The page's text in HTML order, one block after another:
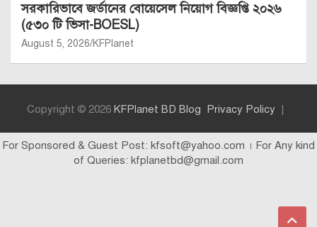
সরকারিভাবে জর্ডানের বোয়েসেল নিয়োগ বিজ্ঞপ্তি ২০২৬
(৫৩০ টি ভিসা-BOESL)
August 5, 2026 KFPlanet
Copyright © 2026 KFPlanet BD Blog Privacy Policy
For Sponsored & Guest Post: kfsoft@yahoo.com । For Any kind
of Queries: kfplanetbd@gmail.com